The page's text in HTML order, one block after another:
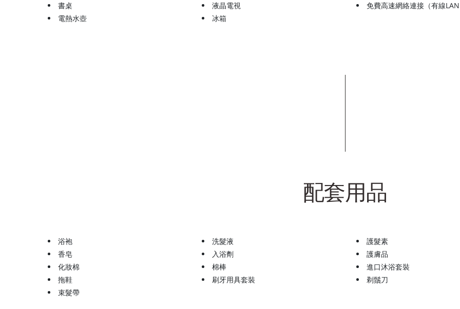
書桌 液晶電視
免費高速網絡連接（有線
電熱水壺
冰箱
配套用品
浴袍 洗髮液
護髮素
香皂
入浴劑
護膚品
化妝棉
棉棒
進口沐浴套裝
拖鞋
刷牙用具套裝
剃鬚刀
束髮帶